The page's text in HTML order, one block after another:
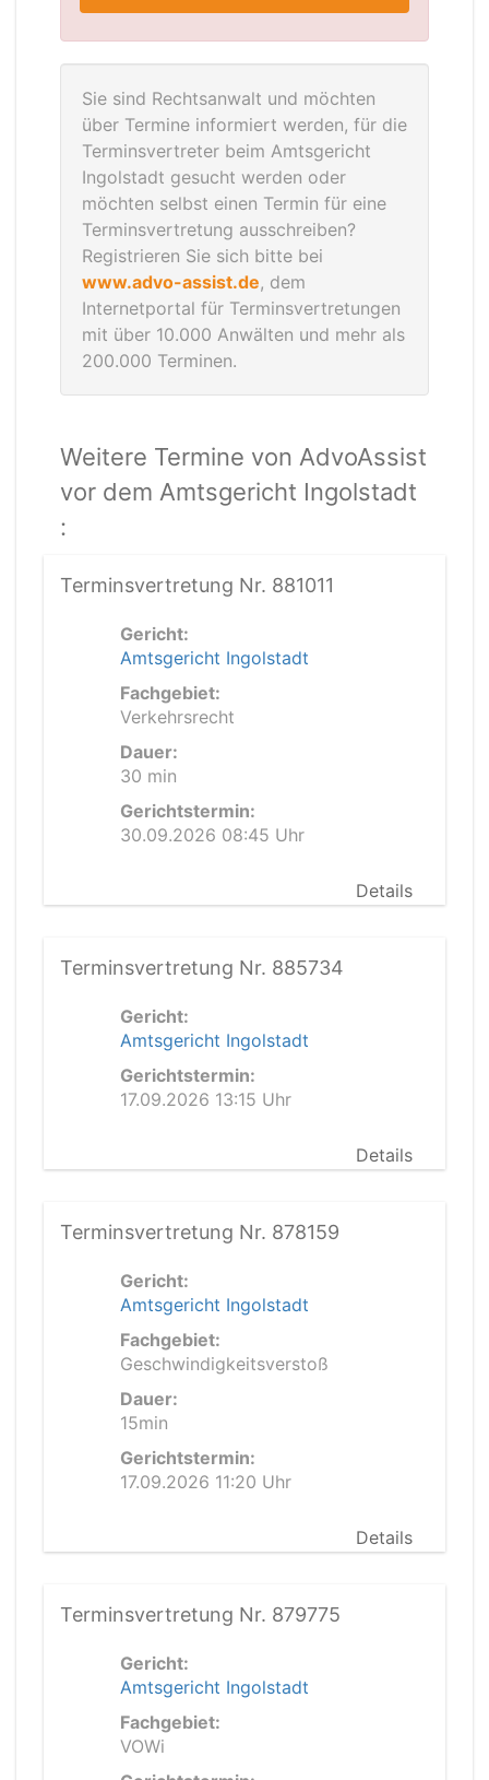
Sie sind Rechtsanwalt und möchten
über Termine informiert werden, für die
Terminsvertreter beim Amtsgericht
Ingolstadt gesucht werden oder
möchten selbst einen Termin für eine
Terminsvertretung ausschreiben?
Registrieren Sie sich bitte bei
www.advo-assist.de, dem
Internetportal für Terminsvertretungen
mit über 10.000 Anwälten und mehr als
200.000 Terminen.
Weitere Termine von AdvoAssist
vor dem Amtsgericht Ingolstadt
:
Terminsvertretung Nr. 881011
Gericht:
Amtsgericht Ingolstadt
Fachgebiet:
Verkehrsrecht
Dauer:
30 min
Gerichtstermin:
30.09.2026 08:45 Uhr
Details
Terminsvertretung Nr. 885734
Gericht:
Amtsgericht Ingolstadt
Gerichtstermin:
17.09.2026 13:15 Uhr
Details
Terminsvertretung Nr. 878159
Gericht:
Amtsgericht Ingolstadt
Fachgebiet:
Geschwindigkeitsverstoß
Dauer:
15min
Gerichtstermin:
17.09.2026 11:20 Uhr
Details
Terminsvertretung Nr. 879775
Gericht:
Amtsgericht Ingolstadt
Fachgebiet:
VOWi